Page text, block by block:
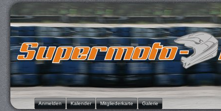
Anmelden Kalender Mitgliederkarte Galerie